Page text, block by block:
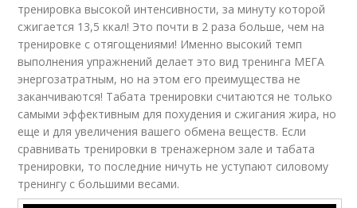
тренировка высокой интенсивности, за минуту которой
сжигается 13,5 ккал! Это почти в 2 раза больше, чем на
тренировке с отягощениями! Именно высокий темп
выполнения упражнений делает это вид тренинга МЕГА
энергозатратным, но на этом его преимущества не
заканчиваются! Табата тренировки считаются не только
самыми эффективным для похудения и сжигания жира, но
еще и для увеличения вашего обмена веществ. Если
сравнивать тренировки в тренажерном зале и табата
тренировки, то последние ничуть не уступают силовому
тренингу с большими весами.